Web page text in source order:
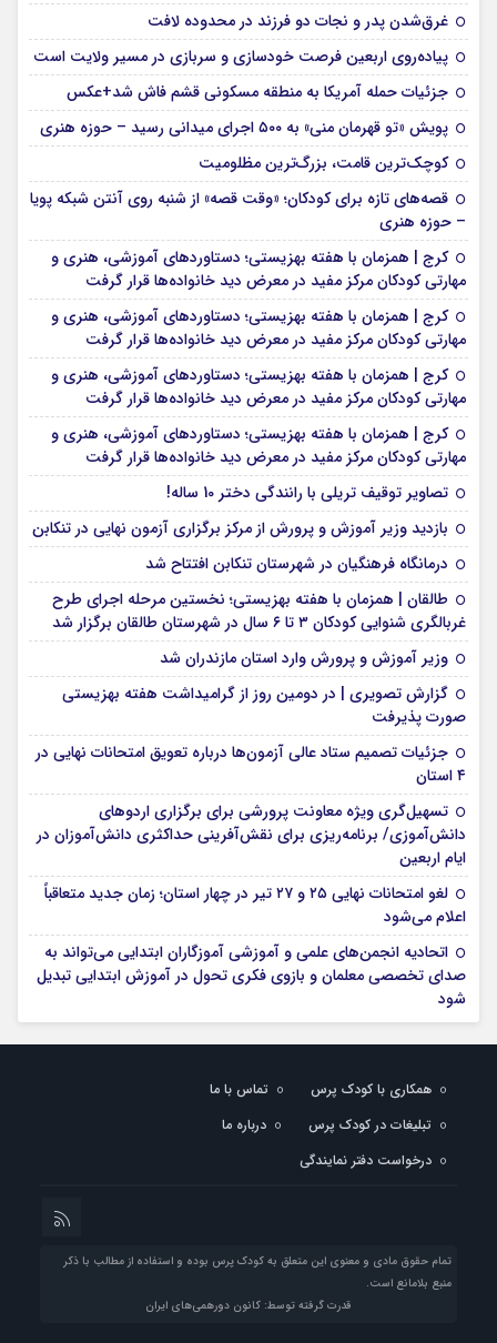
غرق‌شدن پدر و نجات دو فرزند در محدوده لافت
پیاده‌روی اربعین فرصت خودسازی و سربازی در مسیر ولایت است
جزئیات حمله آمریکا به منطقه مسکونی قشم فاش شد+عکس
پویش «تو قهرمان منی» به ۵۰۰ اجرای میدانی رسید – حوزه هنری
کوچک‌ترین قامت، بزرگ‌ترین مظلومیت
قصه‌های تازه برای کودکان؛ «وقت قصه» از شنبه روی آنتن شبکه پویا
– حوزه هنری
کرج | همزمان با هفته بهزیستی؛ دستاوردهای آموزشی، هنری و
مهارتی کودکان مرکز مفید در معرض دید خانواده‌ها قرار گرفت
کرج | همزمان با هفته بهزیستی؛ دستاوردهای آموزشی، هنری و
مهارتی کودکان مرکز مفید در معرض دید خانواده‌ها قرار گرفت
کرج | همزمان با هفته بهزیستی؛ دستاوردهای آموزشی، هنری و
مهارتی کودکان مرکز مفید در معرض دید خانواده‌ها قرار گرفت
کرج | همزمان با هفته بهزیستی؛ دستاوردهای آموزشی، هنری و
مهارتی کودکان مرکز مفید در معرض دید خانواده‌ها قرار گرفت
تصاویر توقیف تریلی با رانندگی دختر 10 ساله!
بازدید وزیر آموزش و پرورش از مرکز برگزاری آزمون نهایی در تنکابن
درمانگاه فرهنگیان در شهرستان تنکابن افتتاح شد
طالقان | همزمان با هفته بهزیستی؛ نخستین مرحله اجرای طرح
غربالگری شنوایی کودکان ۳ تا ۶ سال در شهرستان طالقان برگزار شد
وزیر آموزش و پرورش وارد استان مازندران شد
گزارش تصویری | در دومین روز از گرامیداشت هفته بهزیستی
صورت پذیرفت
جزئیات تصمیم ستاد عالی آزمون‌ها درباره تعویق امتحانات نهایی در
۴ استان
تسهیل‌گری ویژه معاونت پرورشی برای برگزاری اردوهای
دانش‌آموزی/ برنامه‌ریزی برای نقش‌آفرینی حداکثری دانش‌آموزان در
ایام اربعین
لغو امتحانات نهایی ۲۵ و ۲۷ تیر در چهار استان؛ زمان جدید متعاقباً
اعلام می‌شود
اتحادیه انجمن‌های علمی و آموزشی آموزگاران ابتدایی می‌تواند به
صدای تخصصی معلمان و بازوی فکری تحول در آموزش ابتدایی تبدیل
شود
همکاری با کودک پرس
تماس با ما
تبلیغات در کودک پرس
درباره ما
درخواست دفتر نمایندگی
تمام حقوق مادی و معنوی این متعلق به کودک پرس بوده و استفاده از مطالب با ذکر
منبع بلامانع است.
قدرت گرفته توسط: کانون دورهمی‌های ایران